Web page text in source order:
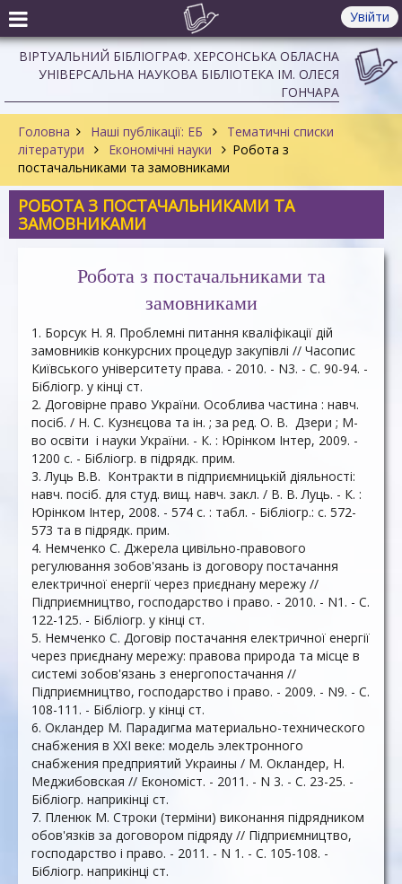
Увійти
ВІРТУАЛЬНИЙ БІБЛІОГРАФ. ХЕРСОНСЬКА ОБЛАСНА
УНІВЕРСАЛЬНА НАУКОВА БІБЛІОТЕКА ІМ. ОЛЕСЯ
ГОНЧАРА
Головна Наші публікації: ЕБ
Тематичні списки
літератури
Економічні науки
Робота з
постачальниками та замовниками
РОБОТА З ПОСТАЧАЛЬНИКАМИ ТА
ЗАМОВНИКАМИ
Робота з постачальниками та
замовниками
1. Борсук Н. Я. Проблемні питання кваліфікації дій
замовників конкурсних процедур закупівлі // Часопис
Київського університету права. - 2010. - N3. - С. 90-94. -
Бібліогр. у кінці ст.
2. Договірне право України. Особлива частина : навч.
посіб. / Н. С. Кузнєцова та ін. ; за ред. О. В. Дзери ; М-
во освіти і науки України. - К. : Юрінком Інтер, 2009. -
1200 с. - Бібліогр. в підрядк. прим.
3. Луць В.В. Контракти в підприємницькій діяльності:
навч. посіб. для студ. вищ. навч. закл. / В. В. Луць. - К. :
Юрiнком Iнтер, 2008. - 574 с. : табл. - Бібліогр.: с. 572-
573 та в підрядк. прим.
4. Немченко С. Джерела цивільно-правового
регулювання зобов'язань із договору постачання
електричної енергії через приєднану мережу //
Підприємництво, господарство і право. - 2010. - N1. - С.
122-125. - Бібліогр. у кінці ст.
5. Немченко С. Договір постачання електричної енергії
через приєднану мережу: правова природа та місце в
системі зобов'язань з енергопостачання //
Підприємництво, господарство і право. - 2009. - N9. - С.
108-111. - Бібліогр. у кінці ст.
6. Окландер М. Парадигма материально-технического
снабжения в XXI веке: модель электронного
снабжения предприятий Украины / М. Окландер, Н.
Меджибовская // Економіст. - 2011. - N 3. - С. 23-25. -
Бібліогр. наприкінці ст.
7. Пленюк М. Строки (терміни) виконання підрядником
обов'язків за договором підряду // Підприємництво,
господарство і право. - 2011. - N 1. - С. 105-108. -
Бібліогр. наприкінці ст.